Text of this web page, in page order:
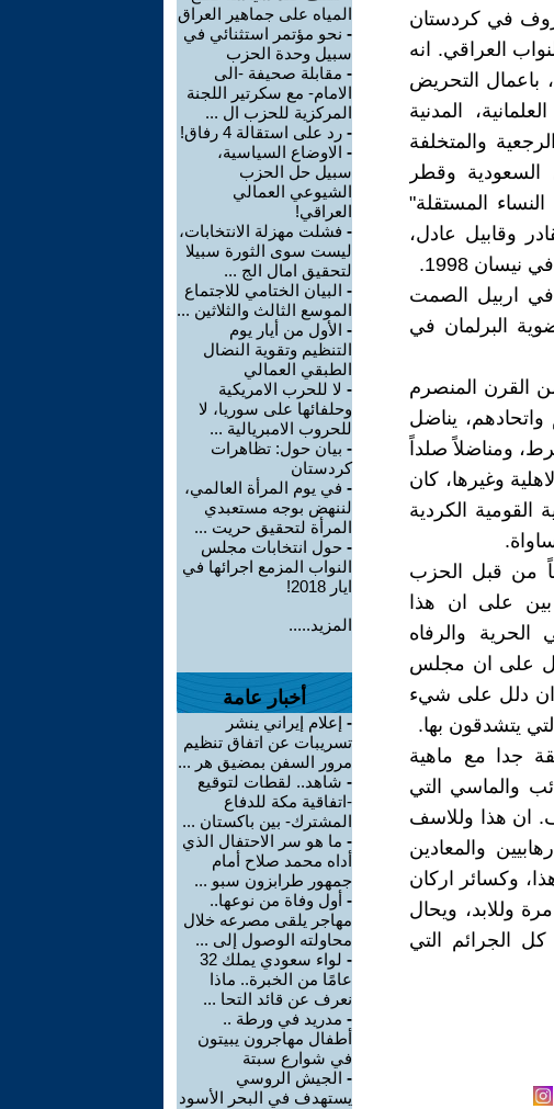
في كردستان
العراقي. انه
باعمال التحريض
المدنية
والمتخلفة
السعودية وقطر
المستقلة"
وقابيل عادل،
1998.
في اربيل الصمت
البرلمان في
القرن المنصرم
يناضل
ومناضلاً صلداً
وغيرها، كان
القومية الكردية
من قبل الحزب
على ان هذا
والرفاه
على ان مجلس
ان دلل على شيء
يتشدقون بها.
جدا مع ماهية
والماسي التي
ان هذا وللاسف
والمعادين
وكسائر اركان
وللابد، ويحال
الجرائم التي
المياه على جماهير العراق
- نحو مؤتمر استثنائي في
سبيل وحدة الحزب
- مقابلة صحيفة -الى
الامام- مع سكرتير اللجنة
المركزية للحزب ال ...
- رد على استقالة 4 رفاق!
- الاوضاع السياسية،
سبيل حل الحزب
الشيوعي العمالي
العراقي!
- فشلت مهزلة الانتخابات،
ليست سوى الثورة سبيلا
لتحقيق امال الج ...
- البیان الختامي للاجتماع
الموسع الثالث والثلاثین ...
- الأول من أيار يوم
التنظيم وتقوية النضال
الطبقي العمالي
- لا للحرب الامريكية
وحلفائها على سوريا، لا
للحروب الامبريالية ...
- بيان حول: تظاهرات
كردستان
- في يوم المرأة العالمي،
لننهض بوجه مستعبدي
المرأة لتحقيق حريت ...
- حول انتخابات مجلس
النواب المزمع اجرائها في
ايار 2018!
المزيد.....
أخبار عامة
- إعلام إيراني ينشر
تسريبات عن اتفاق تنظيم
مرور السفن بمضيق هر ...
- شاهد.. لقطات لتوقيع
-اتفاقية مكة للدفاع
المشترك- بين باكستان ...
- ما هو سر الاحتفال الذي
أداه محمد صلاح أمام
جمهور طرابزون سبو ...
- أول وفاة من نوعها..
مهاجر يلقى مصرعه خلال
محاولته الوصول إلى ...
-
لواء سعودي يملك 32
عامًا من الخبرة.. ماذا
نعرف عن قائد التحا ...
- مدريد في ورطة ..
أطفال مهاجرون يبيتون
في شوارع سبتة
- الجيش الروسي
يستهدف في البحر الأسود